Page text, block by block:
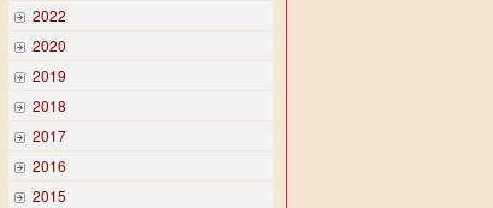
2022
2020
2019
2018
2017
2016
2015